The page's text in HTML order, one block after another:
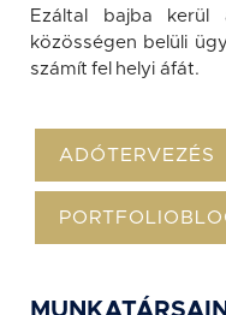
Ezáltal bajba kerül
közösségen belüli
számít fel helyi áfát.
ADÓTERVEZÉS